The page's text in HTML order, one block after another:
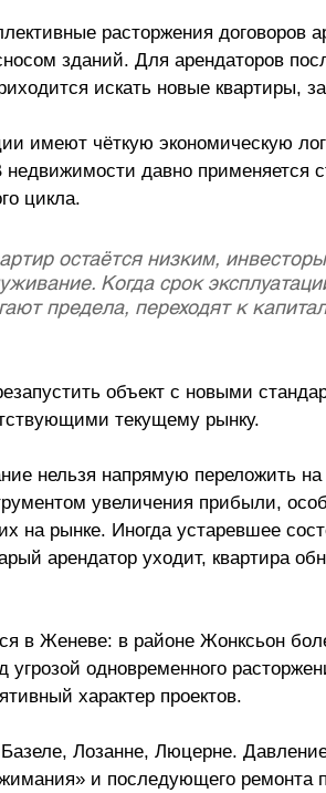
расторжения договоров
зданий. Для арендаторов
искать новые квартиры,
имеют чёткую экономическую
давно применяется
цикла.
остаётся низким,
Когда срок
предела, переходят к
объект с новыми
текущему рынку.
нельзя напрямую переложить
увеличения прибыли,
на рынке. Иногда устаревшее
арендатор уходит, квартира
в Женеве: в районе Жонксьон
одновременного
характер проектов.
Лозанне, Люцерне.
и последующего ремонта